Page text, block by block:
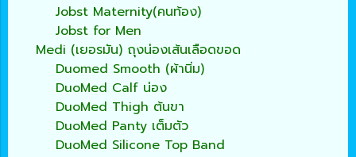
Jobst Maternity(คนท้อง)
Jobst for Men
Medi (เยอรมัน) ถุงน่องเส้นเลือดขอด
Duomed Smooth (ผ้านิ่ม)
DuoMed Calf น่อง
DuoMed Thigh ต้นขา
DuoMed Panty เต็มตัว
DuoMed Silicone Top Band